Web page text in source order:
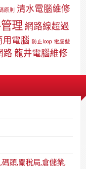
原則 清水電腦維修
理 網路線超過
用電腦 防止loop 電腦藍
路 龍井電腦維修
頭,關稅局,倉儲業,